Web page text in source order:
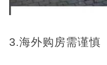
3.海外购房需谨慎